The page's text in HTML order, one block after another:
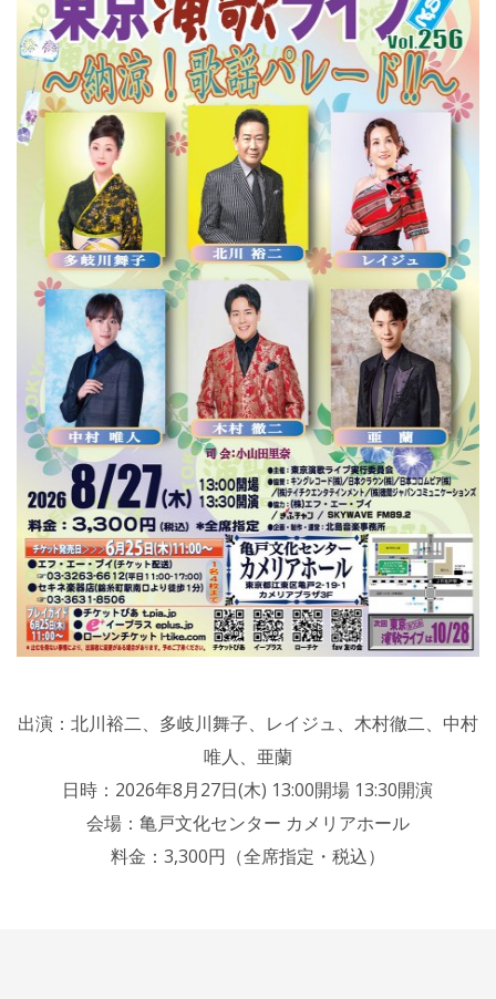
出演：北川裕二、多岐川舞子、レイジュ、木村徹二、中村
唯人、亜蘭
日時：2026年8月27日(木) 13:00開場 13:30開演
会場：亀戸文化センター カメリアホール
料金：3,300円（全席指定・税込）